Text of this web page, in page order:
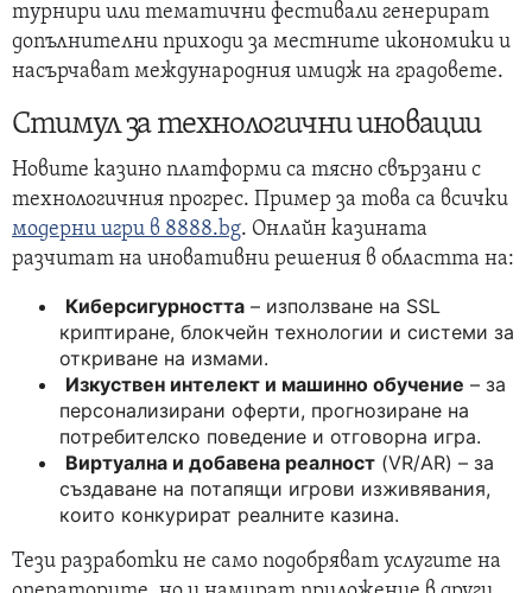
турнири или тематични фестивали генерират
допълнителни приходи за местните икономики и
насърчават международния имидж на градовете.
Стимул за технологични иновации
Новите казино платформи са тясно свързани с
технологичния прогрес. Пример за това са всички
модерни игри в 8888.bg. Онлайн казината
разчитат на иновативни решения в областта на:
Киберсигурността – използване на SSL
криптиране, блокчейн технологии и системи за
откриване на измами.
Изкуствен интелект и машинно обучение – за
персонализирани оферти, прогнозиране на
потребителско поведение и отговорна игра.
Виртуална и добавена реалност (VR/AR) – за
създаване на потапящи игрови изживявания,
които конкурират реалните казина.
Тези разработки не само подобряват услугите на